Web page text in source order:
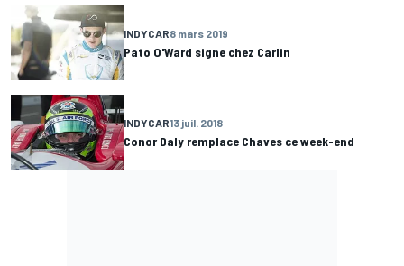
INDYCAR8 mars 2019
Pato O'Ward signe chez Carlin
INDYCAR13 juil. 2018
Conor Daly remplace Chaves ce week-end